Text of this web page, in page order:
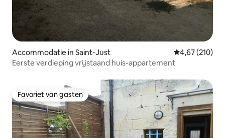
Accommodatie in Saint-Just Gemiddelde
4,67 (210)
Eerste verdieping vrijstaand huis-appartement
Favoriet van gasten
Favoriet van gasten